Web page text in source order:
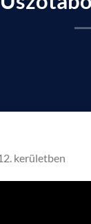
kerületben